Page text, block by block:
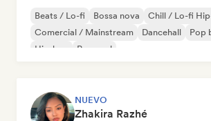
Beats / Lo-fi Bossa nova
Chill / Lo-fi
Comercial / Mainstream
Dancehall
Pop
Hip-hop
Pop soul
NUEVO
Zhakira Razhé